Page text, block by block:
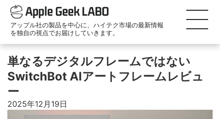
アップル社の製品を中心に、ハイテク市場の最新情報
を独自の視点でお届けしていきます。
単なるデジタルフレームではない
SwitchBot AIアートフレームレビュ
ー
2025年12月19日